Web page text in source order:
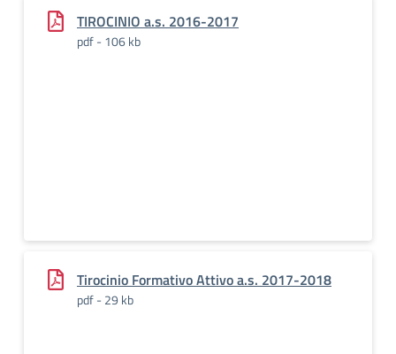
TIROCINIO a.s. 2016-2017
pdf - 106 kb
Tirocinio Formativo Attivo a.s. 2017-2018
pdf - 29 kb